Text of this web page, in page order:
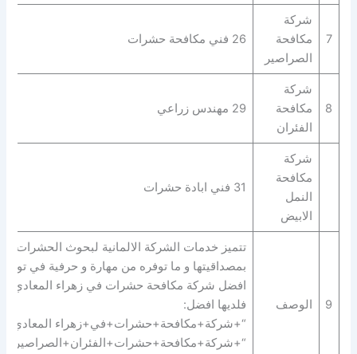
7
شركة
مكافحة
الصراصير
26 فني مكافحة حشرات
8
شركة
مكافحة
الفئران
29 مهندس زراعي
شركة
مكافحة
النمل
الابيض
31 فني ابادة حشرات
9 الوصف
تتميز خدمات الشركة الالمانية لبحوث الحشرات
بمصداقيتها و ما توفره من مهارة و حرفية في توفير
افضل شركة مكافحة حشرات في زهراء المعادي
فلديها افضل:
“+شركة+مكافحة+حشرات+في+زهراء